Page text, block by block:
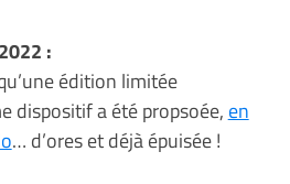
:
édition limitée
dispositif a été propsoée, en
… d’ores et déjà épuisée !